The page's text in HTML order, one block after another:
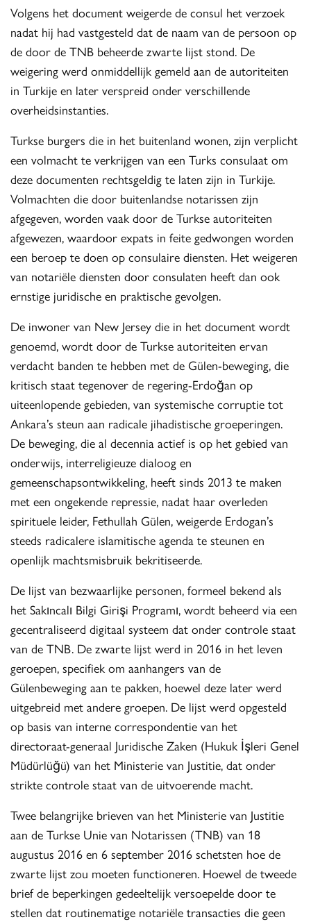
Volgens het document weigerde de consul het verzoek
nadat hij had vastgesteld dat de naam van de persoon op
de door de TNB beheerde zwarte lijst stond. De
weigering werd onmiddellijk gemeld aan de autoriteiten
in Turkije en later verspreid onder verschillende
overheidsinstanties.
Turkse burgers die in het buitenland wonen, zijn verplicht
een volmacht te verkrijgen van een Turks consulaat om
deze documenten rechtsgeldig te laten zijn in Turkije.
Volmachten die door buitenlandse notarissen zijn
afgegeven, worden vaak door de Turkse autoriteiten
afgewezen, waardoor expats in feite gedwongen worden
een beroep te doen op consulaire diensten. Het weigeren
van notariële diensten door consulaten heeft dan ook
ernstige juridische en praktische gevolgen.
De inwoner van New Jersey die in het document wordt
genoemd, wordt door de Turkse autoriteiten ervan
verdacht banden te hebben met de Gülen-beweging, die
kritisch staat tegenover de regering-Erdoğan op
uiteenlopende gebieden, van systemische corruptie tot
Ankara’s steun aan radicale jihadistische groeperingen.
De beweging, die al decennia actief is op het gebied van
onderwijs, interreligieuze dialoog en
gemeenschapsontwikkeling, heeft sinds 2013 te maken
met een ongekende repressie, nadat haar overleden
spirituele leider, Fethullah Gülen, weigerde Erdogan’s
steeds radicalere islamitische agenda te steunen en
openlijk machtsmisbruik bekritiseerde.
De lijst van bezwaarlijke personen, formeel bekend als
het Sakıncalı Bilgi Girişi Programı, wordt beheerd via een
gecentraliseerd digitaal systeem dat onder controle staat
van de TNB. De zwarte lijst werd in 2016 in het leven
geroepen, specifiek om aanhangers van de
Gülenbeweging aan te pakken, hoewel deze later werd
uitgebreid met andere groepen. De lijst werd opgesteld
op basis van interne correspondentie van het
directoraat-generaal Juridische Zaken (Hukuk İşleri Genel
Müdürlüğü) van het Ministerie van Justitie, dat onder
strikte controle staat van de uitvoerende macht.
Twee belangrijke brieven van het Ministerie van Justitie
aan de Turkse Unie van Notarissen (TNB) van 18
augustus 2016 en 6 september 2016 schetsten hoe de
zwarte lijst zou moeten functioneren. Hoewel de tweede
brief de beperkingen gedeeltelijk versoepelde door te
stellen dat routinematige notariële transacties die geen